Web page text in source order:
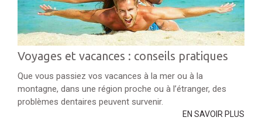
Voyages et vacances : conseils pratiques
Que vous passiez vos vacances à la mer ou à la
montagne, dans une région proche ou à l’étranger, des
problèmes dentaires peuvent survenir.
EN SAVOIR PLUS